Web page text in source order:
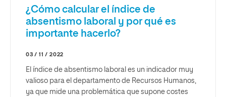
¿Cómo calcular el índice de
absentismo laboral y por qué es
importante hacerlo?
03 / 11 / 2022
El índice de absentismo laboral es un indicador muy
valioso para el departamento de Recursos Humanos,
ya que mide una problemática que supone costes